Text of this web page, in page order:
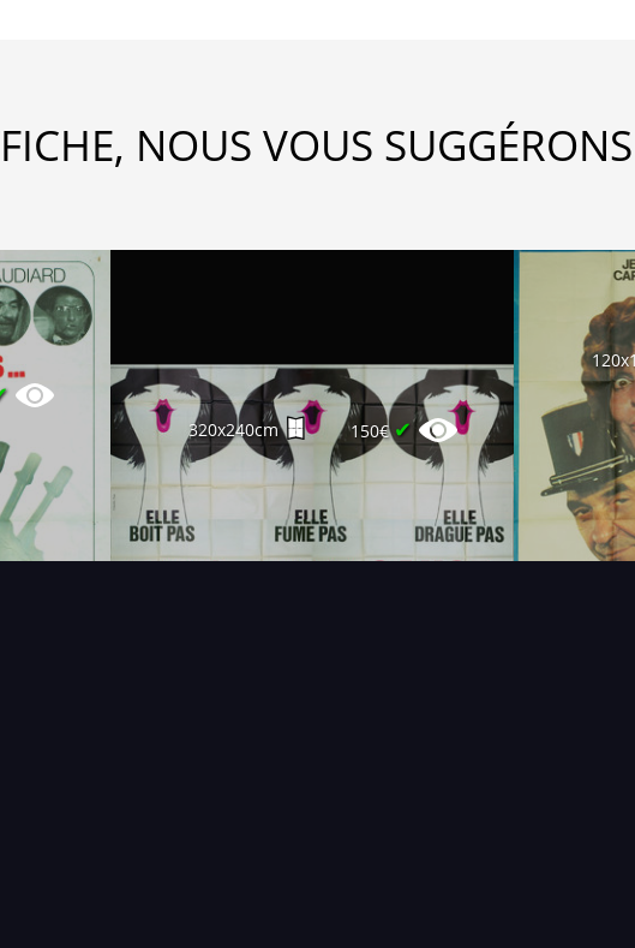
NOUS VOUS
320x240cm 150€✔